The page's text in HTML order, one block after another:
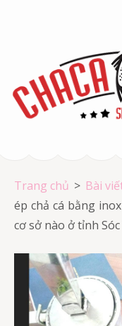
nội
dung
Trang chủ > Bài
ép chả cá bằng
cơ sở nào ở tỉnh